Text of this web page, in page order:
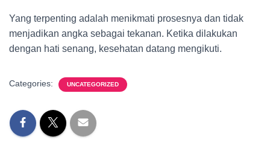
Yang terpenting adalah menikmati prosesnya dan tidak
menjadikan angka sebagai tekanan. Ketika dilakukan
dengan hati senang, kesehatan datang mengikuti.
Categories: UNCATEGORIZED